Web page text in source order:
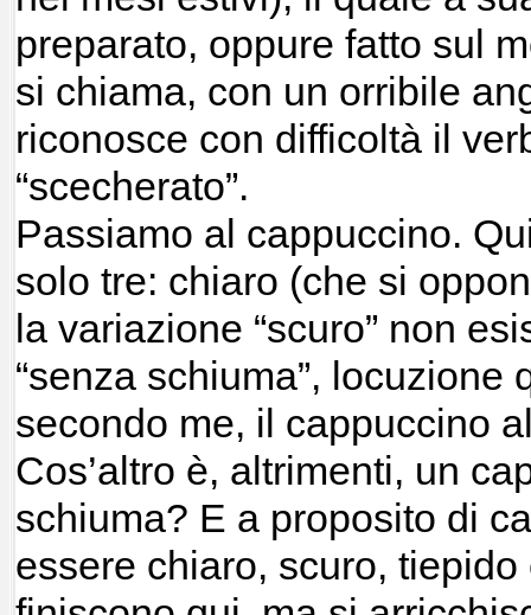
preparato, oppure fatto sul
si chiama, con un orribile
riconosce con difficoltà il
“scecherato”.
Passiamo al cappuccino.
solo tre: chiaro (che si
la variazione “scuro” non
“senza schiuma”, locuzione
secondo me, il cappuccino
Cos’altro è, altrimenti, un
schiuma? E a proposito di
essere chiaro, scuro,